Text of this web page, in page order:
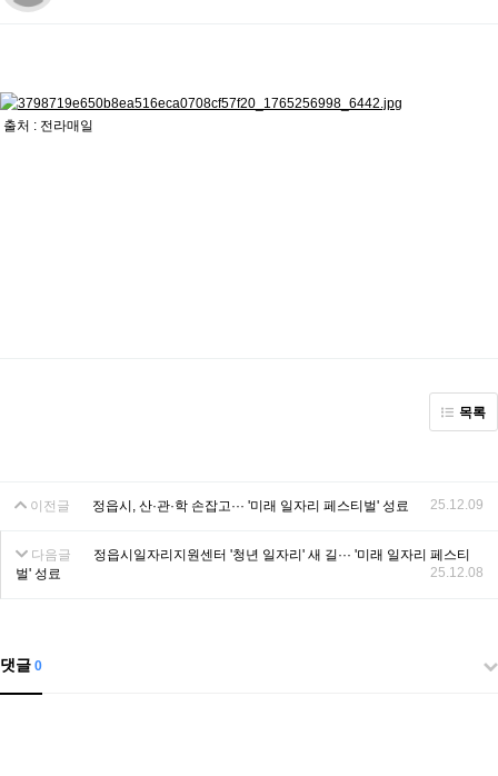
출처 : 전라매일
목록
이전글 정읍시, 산·관·학 손잡고··· '미래 일자리 페스티벌' 성료 25.12.09
다음글
정읍시일자리지원센터 '청년 일자리' 새 길··· '미래 일자리 페스티
벌' 성료
25.12.08
댓글 0